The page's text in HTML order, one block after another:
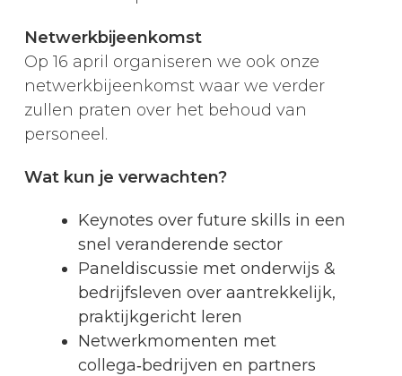
Netwerkbijeenkomst
Op 16 april organiseren we ook onze
netwerkbijeenkomst waar we verder
zullen praten over het behoud van
personeel.
Wat kun je verwachten?
Keynotes over future skills in een
snel veranderende sector
Paneldiscussie met onderwijs &
bedrijfsleven over aantrekkelijk,
praktijkgericht leren
Netwerkmomenten met
collega‑bedrijven en partners